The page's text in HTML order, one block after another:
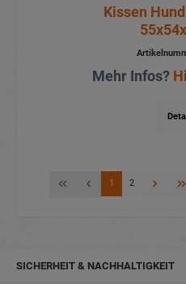
Kissen
Mehr Infos?
1 2
SICHERHEIT & NACHHALTIGKEIT